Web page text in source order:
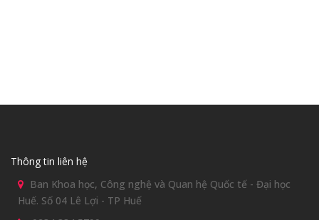
Thông tin liên hệ
Ban Khoa học, Công nghệ và Quan hệ Quốc tế - Đại học
Huế. Số 04 Lê Lợi - TP Huế